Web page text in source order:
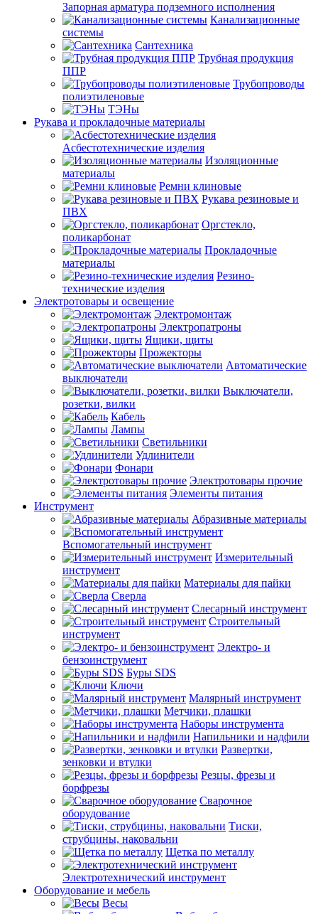
Запорная арматура подземного исполнения
Канализационные
системы
Сантехника
Трубная продукция
ППР
Трубопроводы
полиэтиленовые
ТЭНы
Рукава и прокладочные материалы
Асбестотехнические изделия
Изоляционные
материалы
Ремни клиновые
Рукава резиновые и
ПВХ
Оргстекло,
поликарбонат
Прокладочные
материалы
Резино-
технические изделия
Электротовары и освещение
Электромонтаж
Электропатроны
Ящики, щиты
Прожекторы
Автоматические
выключатели
Выключатели,
розетки, вилки
Кабель
Лампы
Светильники
Удлинители
Фонари
Электротовары прочие
Элементы питания
Инструмент
Абразивные материалы
Вспомогательный инструмент
Измерительный
инструмент
Материалы для пайки
Сверла
Слесарный инструмент
Строительный
инструмент
Электро- и
бензоинструмент
Буры SDS
Ключи
Малярный инструмент
Метчики, плашки
Наборы инструмента
Напильники и надфили
Развертки,
зенковки и втулки
Резцы, фрезы и
борфрезы
Сварочное
оборудование
Тиски,
струбцины, наковальни
Щетка по металлу
Электротехнический инструмент
Оборудование и мебель
Весы